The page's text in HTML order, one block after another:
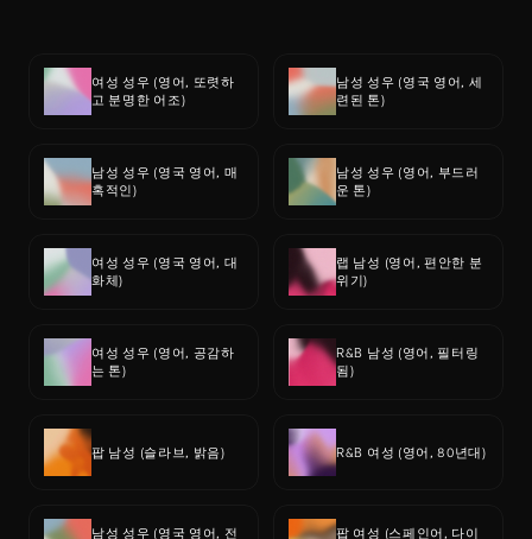
여성 성우 (영어, 또렷하
고 분명한 어조)
남성 성우 (영국 영어, 세
련된 톤)
남성 성우 (영국 영어, 매
혹적인)
남성 성우 (영어, 부드러
운 톤)
여성 성우 (영국 영어, 대
화체)
랩 남성 (영어, 편안한 분
위기)
여성 성우 (영어, 공감하
는 톤)
R&B 남성 (영어, 필터링
됨)
팝 남성 (슬라브, 밝음) R&B 여성 (영어, 80년대)
남성 성우 (영국 영어, 전 팝 여성 (스페인어, 다이